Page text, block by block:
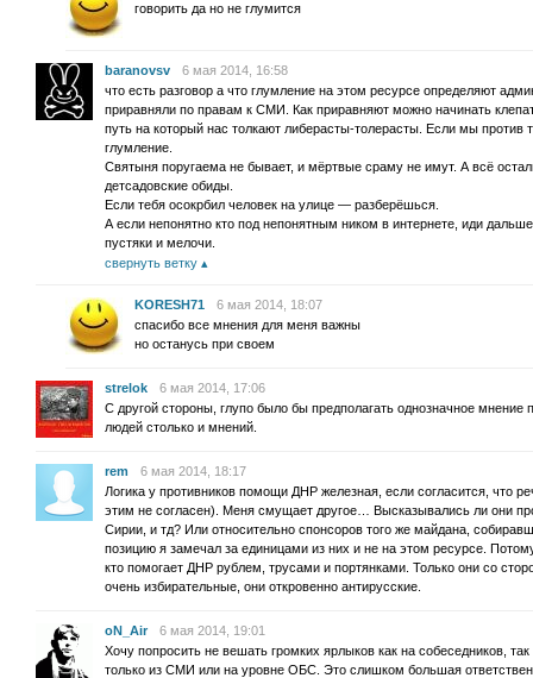
говорить да но не глумится
baranovsv
6 мая 2014, 16:58
что есть разговор а что глумление на этом ресурсе определяют
приравняли по правам к СМИ. Как приравняют можно начинать
путь на который нас толкают либерасты-толерасты. Если мы против
глумление.
Святыня поругаема не бывает, и мёртвые сраму не имут. А всё
детсадовские обиды.
Если тебя осокрбил человек на улице — разберёшься.
А если непонятно кто под непонятным ником в интернете, иди
пустяки и мелочи.
свернуть ветку
KORESH71
6 мая 2014, 18:07
спасибо все мнения для меня важны
но останусь при своем
strelok
6 мая 2014, 17:06
С другой стороны, глупо было бы предполагать однозначное мнение
людей столько и мнений.
rem
6 мая 2014, 18:17
Логика у противников помощи ДНР железная, если согласится, что
этим не согласен). Меня смущает другое… Высказывались ли они
Сирии, и тд? Или относительно спонсоров того же майдана,
позицию я замечал за единицами из них и не на этом ресурсе.
кто помогает ДНР рублем, трусами и портянками. Только они со
очень избирательные, они откровенно антирусские.
oN_Air
6 мая 2014, 19:01
Хочу попросить не вешать громких ярлыков как на собеседников,
только из СМИ или на уровне ОБС. Это слишком большая